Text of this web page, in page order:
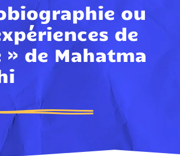
ou
de
de Mahatma